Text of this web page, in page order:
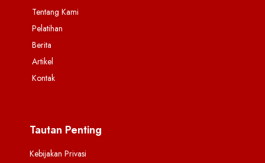
Tentang Kami
Pelatihan
Berita
Artikel
Kontak
Tautan Penting
Kebijakan Privasi